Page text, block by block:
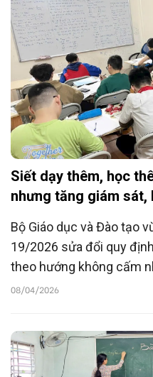
Siết dạy thêm, học
nhưng tăng giám
Bộ Giáo dục và Đào tạo
19/2026 sửa đổi quy
theo hướng không cấm
siết kỷ cương, minh bạch
08/04/2026